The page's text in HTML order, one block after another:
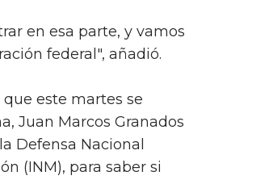
en esa parte, y vamos
federal", añadió.
este martes se
Juan Marcos Granados
Defensa Nacional
(INM), para saber si